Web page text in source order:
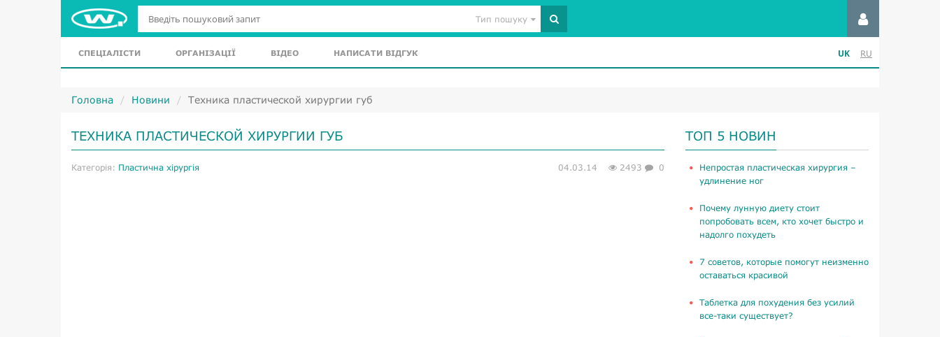
Тип пошуку
СПЕЦІАЛІСТИ ОРГАНІЗАЦІЇ ВІДЕО НАПИСАТИ ВІДГУК UK RU
Головна Новини Техника пластической хирургии губ
ТЕХНИКА ПЛАСТИЧЕСКОЙ ХИРУРГИИ ГУБ
Категорія: Пластична хірургія 04.03.14 2493 0
ТОП 5 НОВИН
​Непростая пластическая хирургия –
удлинение ног
Почему лунную диету стоит
попробовать всем, кто хочет быстро и
надолго похудеть
​7 советов, которые помогут неизменно
оставаться красивой
Таблетка для похудения без усилий
все-таки существует?